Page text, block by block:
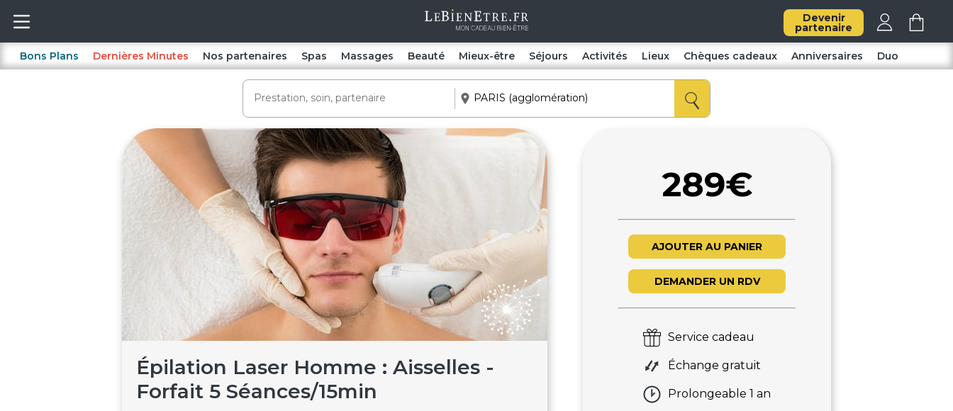
Devenir
partenaire
Bons Plans Dernières Minutes Nos partenaires Spas Massages Beauté Mieux-être Séjours Activités Lieux Chèques cadeaux Anniversaires Duo
Épilation Laser Homme : Aisselles -
Forfait 5 Séances/15min
289€
AJOUTER AU PANIER
DEMANDER UN RDV
Service cadeau
Échange gratuit
Prolongeable 1 an